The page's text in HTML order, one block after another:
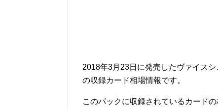
2018年3月23日に発売したヴァイス
の収録カード相場情報です。
このパックに収録されているカード